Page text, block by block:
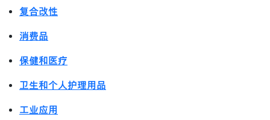
复合改性
消费品
保健和医疗
卫生和个人护理用品
工业应用